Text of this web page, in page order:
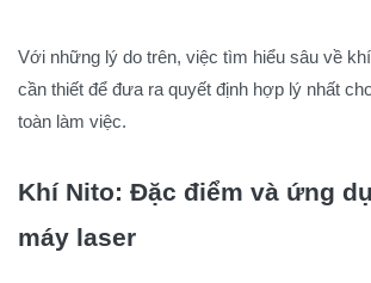
Với những lý do trên, việc tìm hiểu sâu về
cần thiết để đưa ra quyết định hợp lý nhất
toàn làm việc.
Khí Nito: Đặc điểm và ứng
máy laser